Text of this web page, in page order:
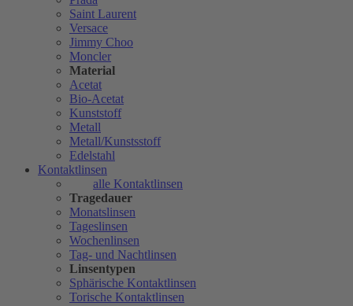
Saint Laurent
Versace
Jimmy Choo
Moncler
Material
Acetat
Bio-Acetat
Kunststoff
Metall
Metall/Kunstsstoff
Edelstahl
Kontaktlinsen
alle Kontaktlinsen
Tragedauer
Monatslinsen
Tageslinsen
Wochenlinsen
Tag- und Nachtlinsen
Linsentypen
Sphärische Kontaktlinsen
Torische Kontaktlinsen